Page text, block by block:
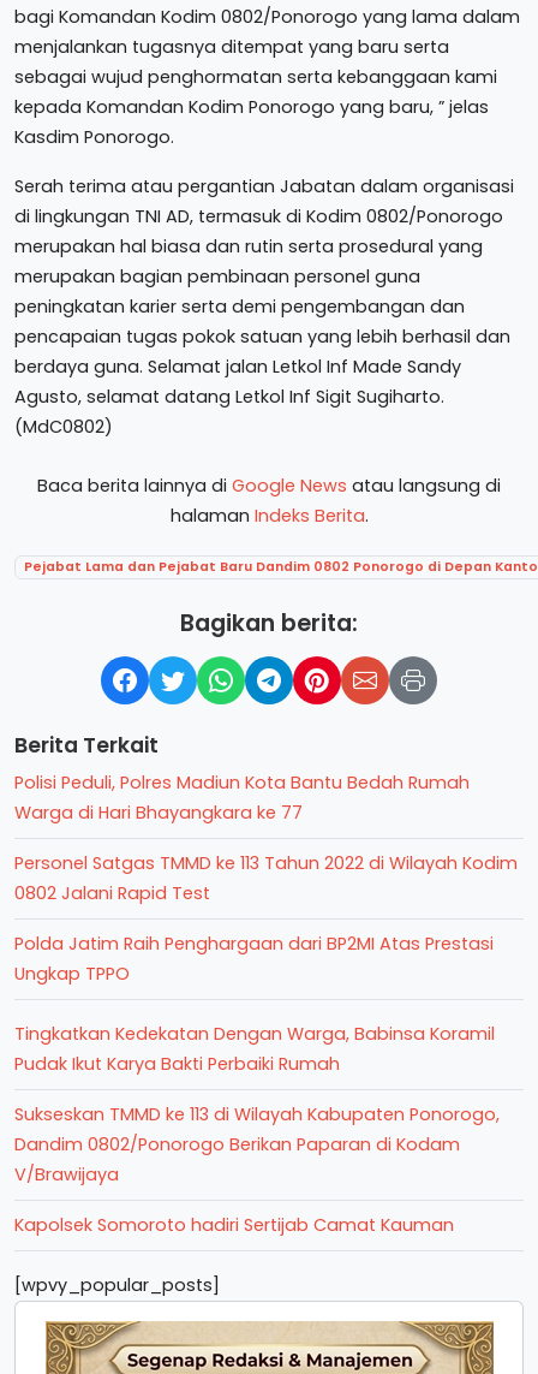
bagi Komandan Kodim 0802/Ponorogo yang lama dalam
menjalankan tugasnya ditempat yang baru serta
sebagai wujud penghormatan serta kebanggaan kami
kepada Komandan Kodim Ponorogo yang baru, ” jelas
Kasdim Ponorogo.
Serah terima atau pergantian Jabatan dalam organisasi
di lingkungan TNI AD, termasuk di Kodim 0802/Ponorogo
merupakan hal biasa dan rutin serta prosedural yang
merupakan bagian pembinaan personel guna
peningkatan karier serta demi pengembangan dan
pencapaian tugas pokok satuan yang lebih berhasil dan
berdaya guna. Selamat jalan Letkol Inf Made Sandy
Agusto, selamat datang Letkol Inf Sigit Sugiharto.
(MdC0802)
Baca berita lainnya di Google News atau langsung di
halaman Indeks Berita.
Pejabat Lama dan Pejabat Baru Dandim 0802 Ponorogo di Depan
Bagikan berita:
Berita Terkait
Polisi Peduli, Polres Madiun Kota Bantu Bedah Rumah
Warga di Hari Bhayangkara ke 77
Personel Satgas TMMD ke 113 Tahun 2022 di Wilayah Kodim
0802 Jalani Rapid Test
Polda Jatim Raih Penghargaan dari BP2MI Atas Prestasi
Ungkap TPPO
Tingkatkan Kedekatan Dengan Warga, Babinsa Koramil
Pudak Ikut Karya Bakti Perbaiki Rumah
Sukseskan TMMD ke 113 di Wilayah Kabupaten Ponorogo,
Dandim 0802/Ponorogo Berikan Paparan di Kodam
V/Brawijaya
Kapolsek Somoroto hadiri Sertijab Camat Kauman
[wpvy_popular_posts]